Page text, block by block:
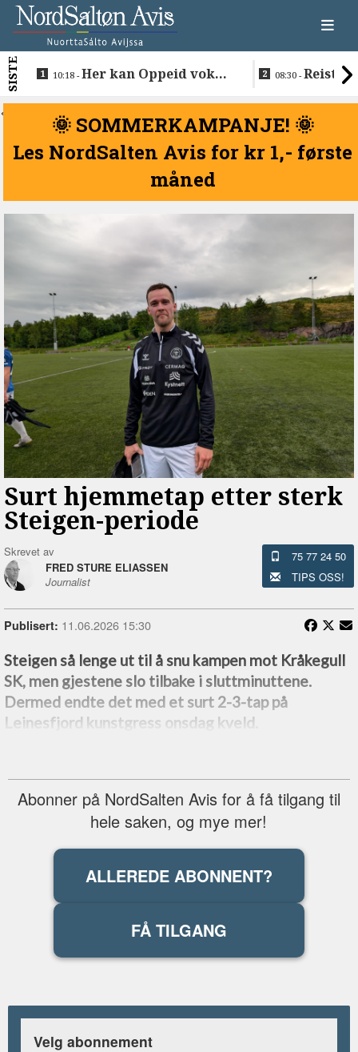
SISTE 10:18 -Her kan Oppeid vokse
08:30 -Reiste
Anders
<
🌞 SOMMERKAMPANJE! 🌞
Les NordSalten Avis for kr 1,- første
måned
Surt hjemmetap etter sterk
Steigen-periode
Skrevet av
FRED STURE ELIASSEN
Journalist
75 77 24 50
TIPS OSS!
Publisert: 11.06.2026 15:30
Steigen så lenge ut til å snu kampen mot Kråkegull
SK, men gjestene slo tilbake i sluttminuttene.
Dermed endte det med et surt 2-3-tap på
Leinesfjord kunstgress onsdag kveld.
Abonner på NordSalten Avis for å få tilgang til
hele saken, og mye mer!
ALLEREDE ABONNENT?
FÅ TILGANG
Velg abonnement